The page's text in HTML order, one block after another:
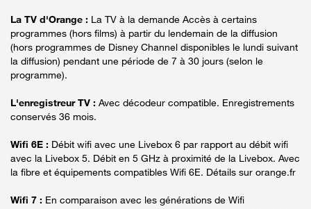
La TV d'Orange : La TV à la demande Accès à certains
programmes (hors films) à partir du lendemain de la diffusion
(hors programmes de Disney Channel disponibles le lundi suivant
la diffusion) pendant une période de 7 à 30 jours (selon le
programme).
L'enregistreur TV : Avec décodeur compatible. Enregistrements
conservés 36 mois.
Wifi 6E : Débit wifi avec une Livebox 6 par rapport au débit wifi
avec la Livebox 5. Débit en 5 GHz à proximité de la Livebox. Avec
la fibre et équipements compatibles Wifi 6E. Détails sur orange.fr
Wifi 7 : En comparaison avec les générations de Wifi